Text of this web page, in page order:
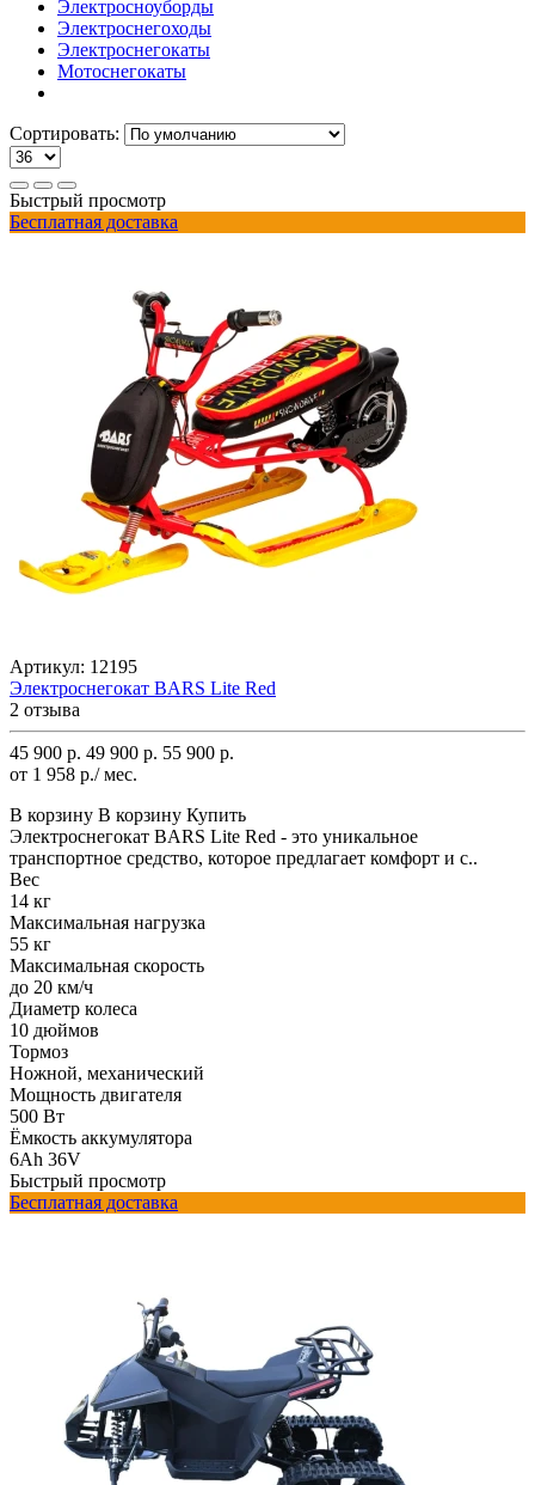
Электросноуборды
Электроснегоходы
Электроснегокаты
Мотоснегокаты
Сортировать:
Быстрый просмотр
Бесплатная доставка
Артикул: 12195
Электроснегокат BARS Lite Red
2 отзыва
45 900 р. 49 900 р. 55 900 р.
от 1 958 р./ мес.
В корзину В корзину Купить
Электроснегокат BARS Lite Red - это уникальное
транспортное средство, которое предлагает комфорт и с..
Вес
14 кг
Максимальная нагрузка
55 кг
Максимальная скорость
до 20 км/ч
Диаметр колеса
10 дюймов
Тормоз
Ножной, механический
Мощность двигателя
500 Вт
Ёмкость аккумулятора
6Ah 36V
Быстрый просмотр
Бесплатная доставка